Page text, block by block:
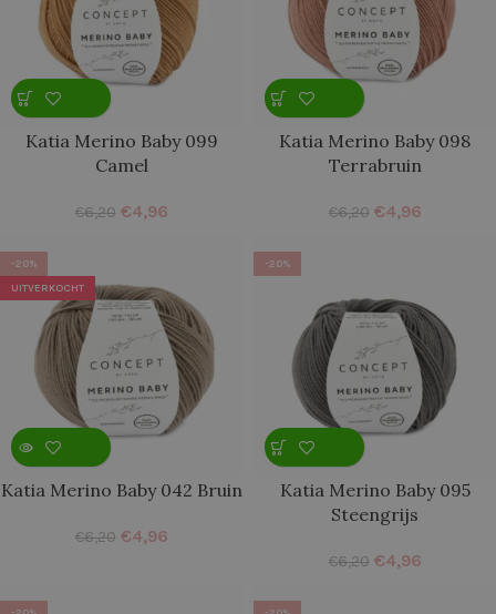
Katia Merino Baby 099
Camel
€6,20 €4,96
Katia Merino Baby 098
Terrabruin
€6,20 €4,96
-20%
UITVERKOCHT
Katia Merino Baby 042 Bruin
€6,20 €4,96
-20%
Katia Merino Baby 095
Steengrijs
€6,20 €4,96